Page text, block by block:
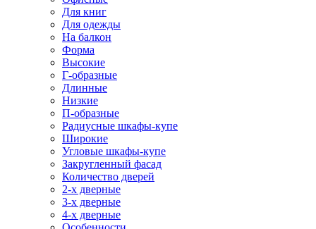
Для книг
Для одежды
На балкон
Форма
Высокие
Г-образные
Длинные
Низкие
П-образные
Радиусные шкафы-купе
Широкие
Угловые шкафы-купе
Закругленный фасад
Количество дверей
2-х дверные
3-х дверные
4-х дверные